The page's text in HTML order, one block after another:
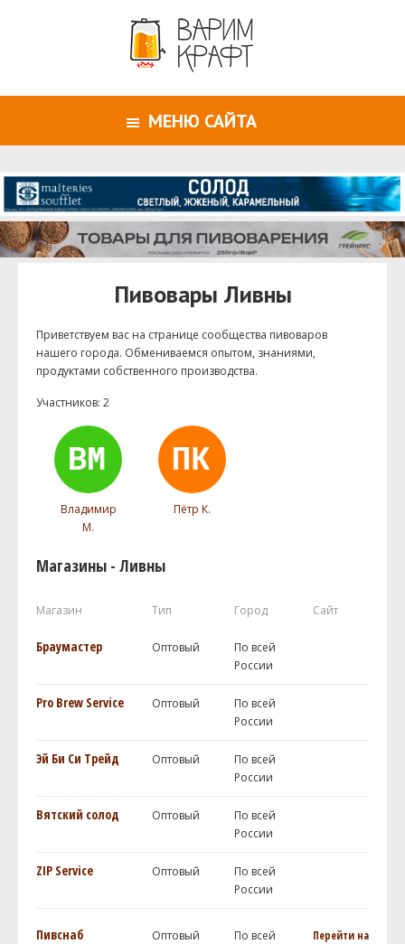
МЕНЮ САЙТА
Пивовары Ливны
Приветствуем ваc на странице сообщества пивоваров
нашего города. Обмениваемся опытом, знаниями,
продуктами собственного производства.
Участников: 2
Владимир
М.
Пётр К.
Магазины - Ливны
Магазин Тип Город Сайт
Браумастер Оптовый
По всей
России
Pro Brew Service Оптовый
По всей
России
Эй Би Си Трейд Оптовый
По всей
России
Вятский солод Оптовый
По всей
России
ZIP Service Оптовый
По всей
России
Пивснаб Оптовый
По всей
Перейти на